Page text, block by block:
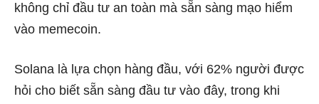
không chỉ đầu tư an toàn mà sẵn sàng mạo hiểm
vào memecoin.
Solana là lựa chọn hàng đầu, với 62% người được
hỏi cho biết sẵn sàng đầu tư vào đây, trong khi